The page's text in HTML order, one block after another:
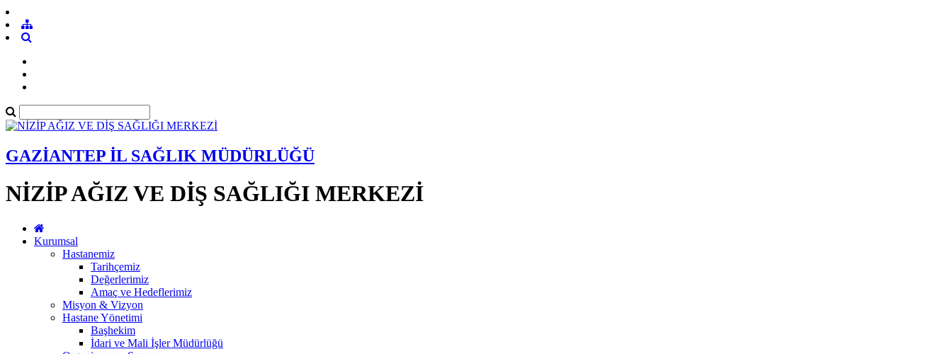
GAZİANTEP İL SAĞLIK MÜDÜRLÜĞÜ
NİZİP AĞIZ VE DİŞ SAĞLIĞI MERKEZİ
Kurumsal
Hastanemiz
Tarihçemiz
Değerlerimiz
Amaç ve Hedeflerimiz
Misyon & Vizyon
Hastane Yönetimi
Başhekim
İdari ve Mali İşler Müdürlüğü